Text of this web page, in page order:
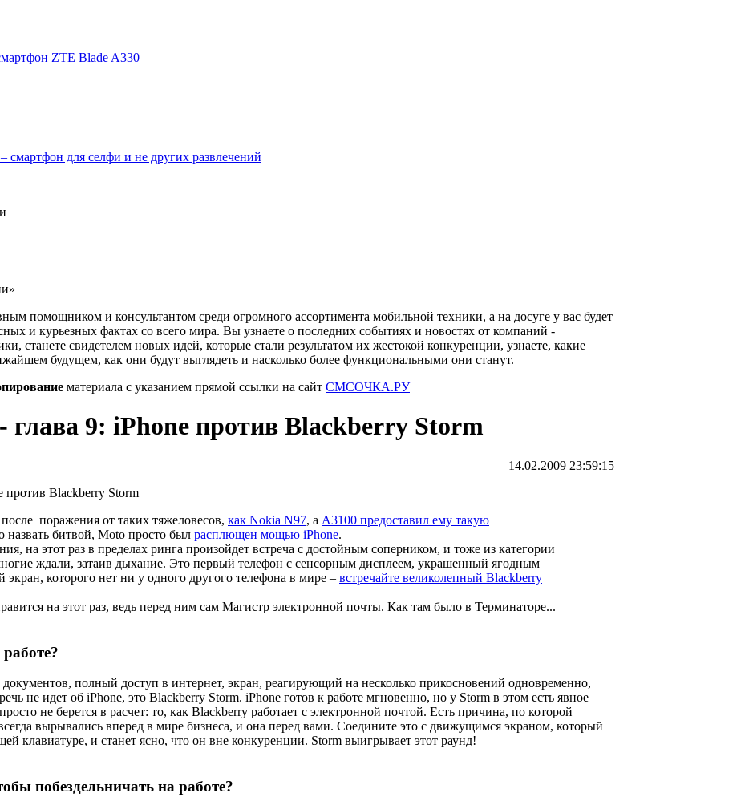
ZTE Blade A330
смартфон для селфи и не других развлечений
»
помощником и консультантом среди огромного ассортимента мобильной техники, а на досуге у вас будет
и курьезных фактах со всего мира. Вы узнаете о последних событиях и новостях от компаний -
станете свидетелем новых идей, которые стали результатом их жестокой конкуренции, узнаете, какие
будущем, как они будут выглядеть и насколько более функциональными они станут.
материала с указанием прямой ссылки на сайт СМСОЧКА.РУ
9: iPhone против Blackberry Storm
14.02.2009 23:59:15
поражения от таких тяжеловесов, как Nokia N97, а A3100 предоставил ему такую
назвать битвой, Moto просто был расплющен мощью iPhone.
на этот раз в пределах ринга произойдет встреча с достойным соперником, и тоже из категории
ждали, затаив дыхание. Это первый телефон с сенсорным дисплеем, украшенный ягодным
которого нет ни у одного другого телефона в мире – встречайте великолепный Blackberry
на этот раз, ведь перед ним сам Магистр электронной почты. Как там было в Терминаторе...
полный доступ в интернет, экран, реагирующий на несколько прикосновений одновременно,
не идет об iPhone, это Blackberry Storm. iPhone готов к работе мгновенно, но у Storm в этом есть явное
не берется в расчет: то, как Blackberry работает с электронной почтой. Есть причина, по которой
вырывались вперед в мире бизнеса, и она перед вами. Соедините это с движущимся экраном, который
клавиатуре, и станет ясно, что он вне конкуренции. Storm выигрывает этот раунд!
побездельничать на работе?